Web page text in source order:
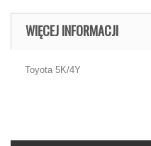
WIĘCEJ INFORMACJI
Toyota 5K/4Y